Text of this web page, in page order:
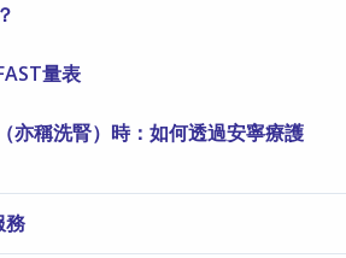
量表
亦稱洗腎）時：如何透過安寧療護
務